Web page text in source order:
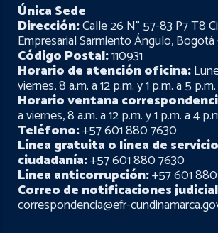
Única Sede
Dirección:Calle 26 N° 57-83 P7 T8
Empresarial Sarmiento Ángulo,
Código Postal:110931
Horario de atención oficina:
viernes, 8 a.m. a 12 p.m. y 1 p.m. a 5 p.m.
Horario ventana
a viernes, 8 a.m. a 12 p.m. y 1 p.m. a 4
Teléfono:+57 601 880 7630
Línea gratuita o línea de
ciudadanía:+57 601 880 7630
Línea anticorrupción:+57 601
Correo de notificaciones
correspondencia@efr-